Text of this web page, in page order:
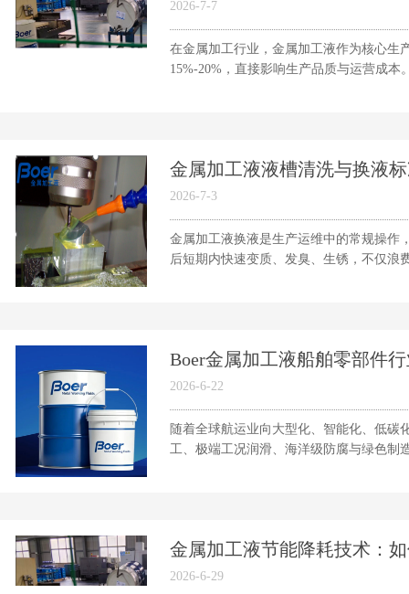
2026-7-7
在金属加工行业，金属加工液作为核心生
15%-20%，直接影响生产品质与运营成本
金属加工液液槽清洗与换液
2026-7-3
金属加工液换液是生产运维中的常规操作
后短期内快速变质、发臭、生锈，不仅浪
Boer金属加工液船舶零部件
2026-6-22
随着全球航运业向大型化、智能化、低碳
工、极端工况润滑、海洋级防腐与绿色制
金属加工液节能降耗技术：
2026-6-29